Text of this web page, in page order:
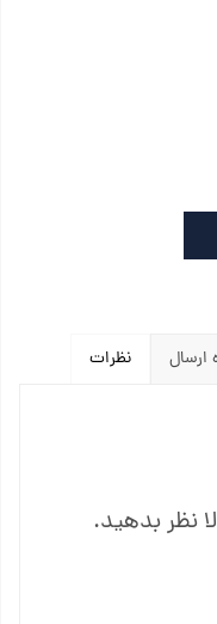
ارسال نظرات
نظر بدهید.